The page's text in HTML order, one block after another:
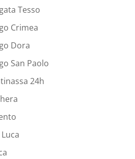
Tesso
Crimea
Dora
San Paolo
24h